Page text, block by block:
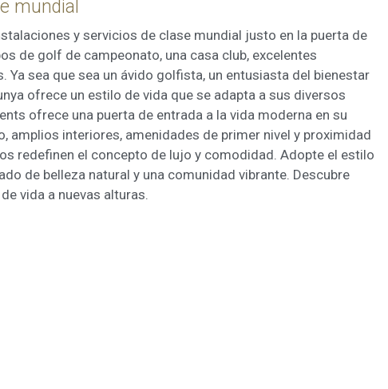
mundial
y servicios de clase mundial justo en la puerta de
de golf de campeonato, una casa club, excelentes
Ya sea que sea un ávido golfista, un entusiasta del bienestar
ofrece un estilo de vida que se adapta a sus diversos
ofrece una puerta de entrada a la vida moderna en su
amplios interiores, amenidades de primer nivel y proximidad
redefinen el concepto de lujo y comodidad. Adopte el estilo
de belleza natural y una comunidad vibrante. Descubre
vida a nuevas alturas.